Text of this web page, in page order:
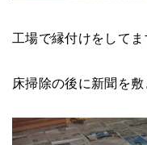
工場で縁付けをしてま
床掃除の後に新聞を敷